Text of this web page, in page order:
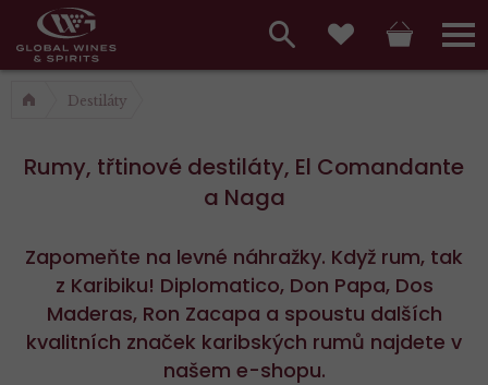
Hlavní
menu,
košík,
vyhledávání,
přihlášení
Destiláty
Rumy, třtinové destiláty, El Comandante
a Naga
Zapomeňte na levné náhražky. Když rum, tak
z Karibiku! Diplomatico, Don Papa, Dos
Maderas, Ron Zacapa a spoustu dalších
kvalitních značek karibských rumů najdete v
našem e-shopu.